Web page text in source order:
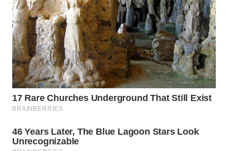
WN
SIMALUNGUN
WN
LABUHANBATU
WN
TAPANULI
WN DELI